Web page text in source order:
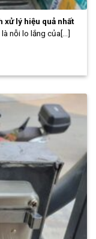
xử lý hiệu quả nhất
nỗi lo lắng của[...]